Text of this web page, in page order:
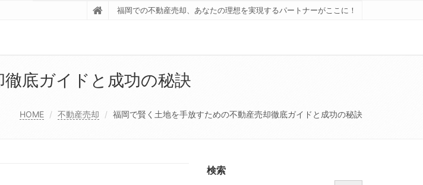
福岡での不動産売却、あなたの理想を実現するパートナーがここに！
底ガイドと成功の秘訣
HOME 不動産売却 福岡で賢く土地を手放すための不動産売却徹底ガイドと成功の秘訣
検索